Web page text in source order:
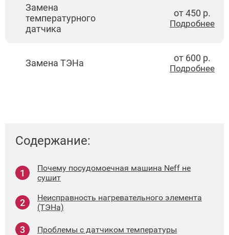
Замена
температурного
датчика
от 450 р.
Подробнее
Замена ТЭНа от 600 р.
Подробнее
Содержание:
Почему посудомоечная машина Neff не
сушит
Неисправность нагревательного элемента
(ТЭНа)
Проблемы с датчиком температуры